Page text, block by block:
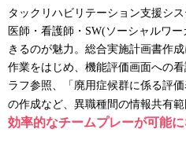
タックリハビリテーション支援シ
医師・看護師・SW(ソーシャルワ
きるのが魅力。総合実施計画書作
作業をはじめ、機能評価画面への
ラフ参照、「廃用症候群に係る評
の作成など、異職種間の情報共有範
効率的なチームプレーが可能に